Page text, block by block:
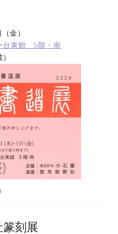
金）
台東館 5階・南
篆刻展